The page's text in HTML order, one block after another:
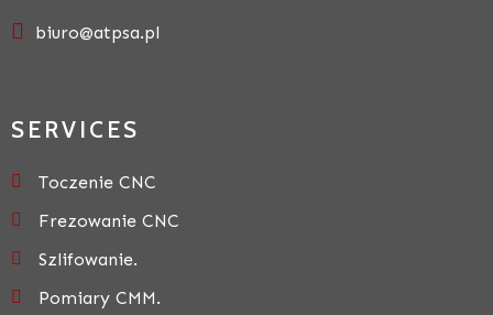
biuro@atpsa.pl
SERVICES
Toczenie CNC
Frezowanie CNC
Szlifowanie.
Pomiary CMM.